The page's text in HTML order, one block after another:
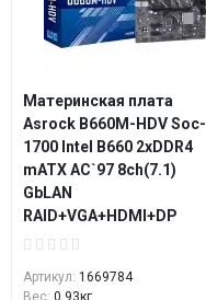
Материнская плата
Asrock B660M-HDV Soc-
1700 Intel B660 2xDDR4
mATX AC`97 8ch(7.1)
GbLAN
RAID+VGA+HDMI+DP
Артикул: 1669784
Вес: 0.93кг